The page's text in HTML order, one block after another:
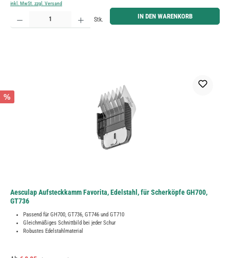
inkl. MwSt. zzgl. Versand
Produkt Anzahl: Gib den gewünschten Wert ein oder benutze die Schaltflächen um die Anzahl zu
Stk. IN DEN WARENKORB
%
Aesculap Aufsteckkamm Favorita, Edelstahl, für Scherköpfe GH700,
GT736
Passend für GH700, GT736, GT746 und GT710
Gleichmäßiges Schnittbild bei jeder Schur
Robustes Edelstahlmaterial